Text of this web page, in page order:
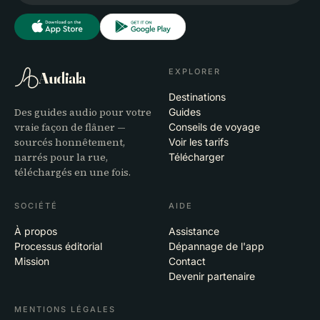
Audiala
Des guides audio pour votre
vraie façon de flâner —
sourcés honnêtement,
narrés pour la rue,
téléchargés en une fois.
EXPLORER
Destinations
Guides
Conseils de voyage
Voir les tarifs
Télécharger
SOCIÉTÉ
À propos
Processus éditorial
Mission
AIDE
Assistance
Dépannage de l'app
Contact
Devenir partenaire
MENTIONS LÉGALES